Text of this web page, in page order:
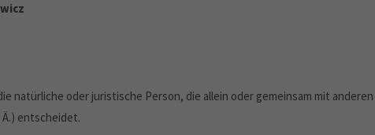
natürliche oder juristische Person, die allein oder gemeinsam mit
Ä.) entscheidet.